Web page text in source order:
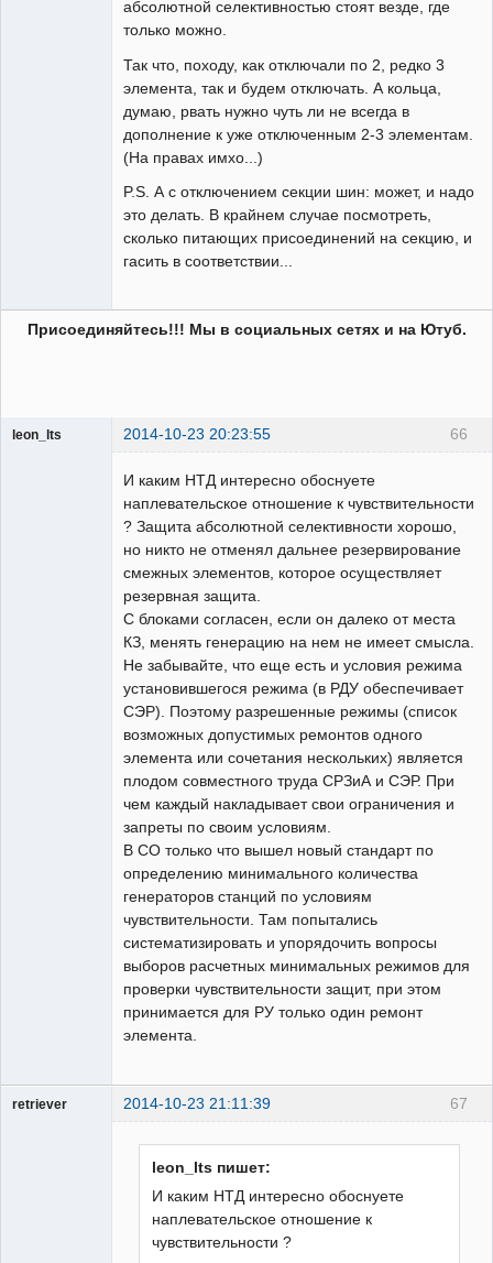
абсолютной селективностью стоят везде, где
только можно.
Так что, походу, как отключали по 2, редко 3
элемента, так и будем отключать. А кольца,
думаю, рвать нужно чуть ли не всегда в
дополнение к уже отключенным 2-3 элементам.
(На правах имхо...)
P.S. А с отключением секции шин: может, и надо
это делать. В крайнем случае посмотреть,
сколько питающих присоединений на секцию, и
гасить в соответствии...
Присоединяйтесь!!! Мы в социальных сетях и на Ютуб.
66
leon_lts 2014-10-23 20:23:55
И каким НТД интересно обоснуете
наплевательское отношение к чувствительности
? Защита абсолютной селективности хорошо,
но никто не отменял дальнее резервирование
смежных элементов, которое осуществляет
резервная защита.
С блоками согласен, если он далеко от места
КЗ, менять генерацию на нем не имеет смысла.
Не забывайте, что еще есть и условия режима
установившегося режима (в РДУ обеспечивает
СЭР). Поэтому разрешенные режимы (список
возможных допустимых ремонтов одного
элемента или сочетания нескольких) является
плодом совместного труда СРЗиА и СЭР. При
чем каждый накладывает свои ограничения и
запреты по своим условиям.
В СО только что вышел новый стандарт по
определению минимального количества
генераторов станций по условиям
чувствительности. Там попытались
систематизировать и упорядочить вопросы
выборов расчетных минимальных режимов для
проверки чувствительности защит, при этом
принимается для РУ только один ремонт
элемента.
67
retriever 2014-10-23 21:11:39
leon_lts пишет:
И каким НТД интересно обоснуете
наплевательское отношение к
чувствительности ?